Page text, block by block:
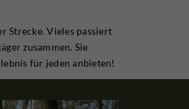
Strecke. Vieles passiert
zusammen. Sie
für jeden anbieten!